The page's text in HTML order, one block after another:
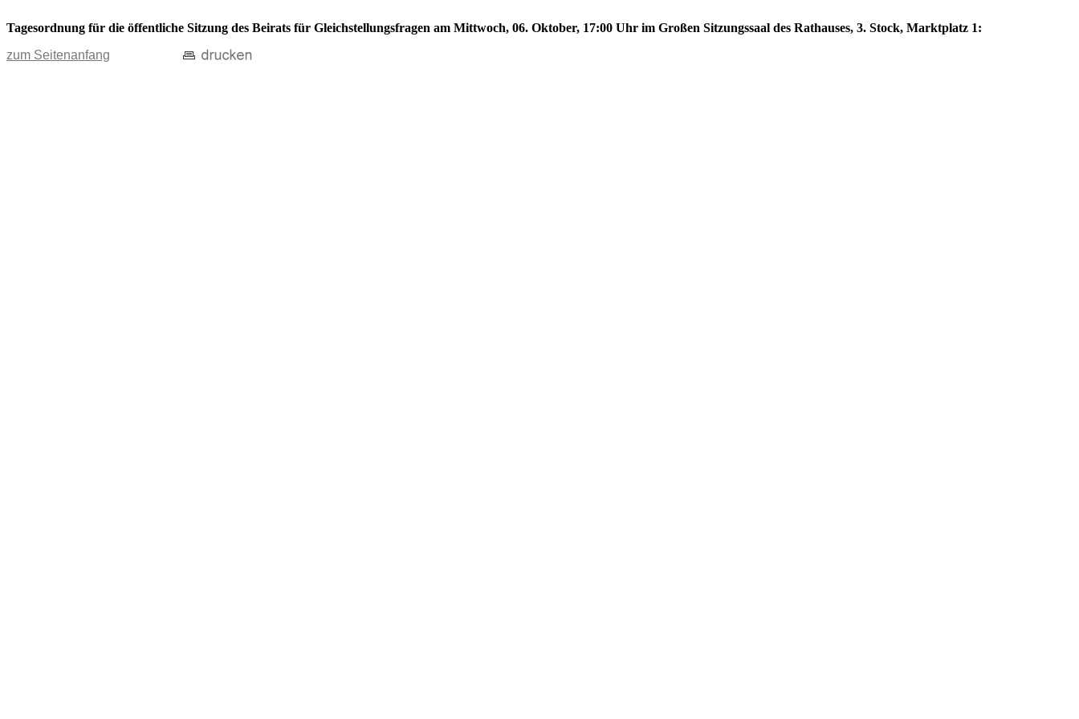
Tagesordnung für die öffentliche Sitzung des Beirats für Gleichstellungsfragen am Mittwoch, 06. Oktober, 17:00 Uhr im Großen Sitzungssaal des Rathauses, 3. Stock, Marktplatz 1:
zum Seitenanfang